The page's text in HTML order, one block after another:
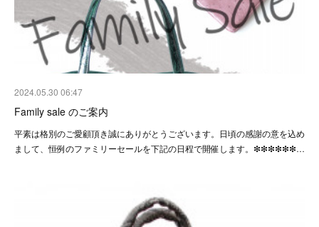
2024.05.30 06:47
Family sale のご案内
平素は格別のご愛顧頂き誠にありがとうございます。日頃の感謝の意を込め
まして、恒例のファミリーセールを下記の日程で開催します。❇︎❇︎❇︎❇︎❇︎❇︎…